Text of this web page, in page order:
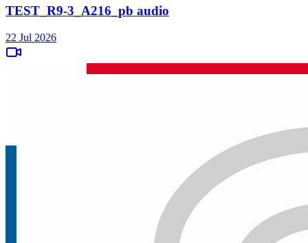
TEST_R9-3_A216_pb audio
22 Jul 2026